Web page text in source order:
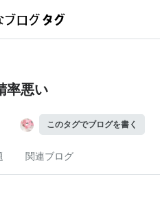
率悪い
このタグでブログを書く
関連ブログ